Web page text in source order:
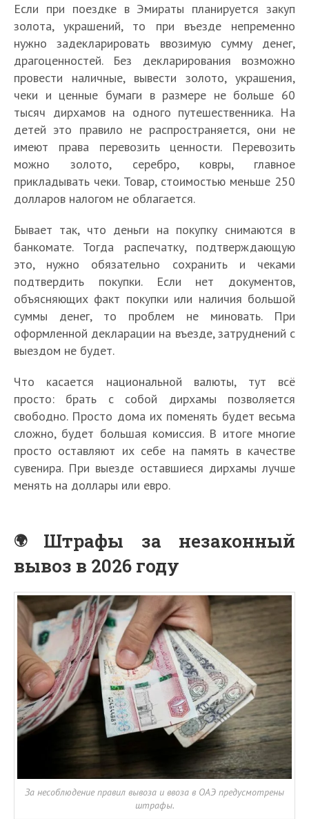
Если при поездке в Эмираты планируется закуп
золота, украшений, то при въезде непременно
нужно задекларировать ввозимую сумму денег,
драгоценностей. Без декларирования возможно
провести наличные, вывести золото, украшения,
чеки и ценные бумаги в размере не больше 60
тысяч дирхамов на одного путешественника. На
детей это правило не распространяется, они не
имеют права перевозить ценности. Перевозить
можно золото, серебро, ковры, главное
прикладывать чеки. Товар, стоимостью меньше 250
долларов налогом не облагается.
Бывает так, что деньги на покупку снимаются в
банкомате. Тогда распечатку, подтверждающую
это, нужно обязательно сохранить и чеками
подтвердить покупки. Если нет документов,
объясняющих факт покупки или наличия большой
суммы денег, то проблем не миновать. При
оформленной декларации на въезде, затруднений с
выездом не будет.
Что касается национальной валюты, тут всё
просто: брать с собой дирхамы позволяется
свободно. Просто дома их поменять будет весьма
сложно, будет большая комиссия. В итоге многие
просто оставляют их себе на память в качестве
сувенира. При выезде оставшиеся дирхамы лучше
менять на доллары или евро.
Штрафы за незаконный
вывоз в 2026 году
За несоблюдение правил вывоза и ввоза в ОАЭ предусмотрены
штрафы.